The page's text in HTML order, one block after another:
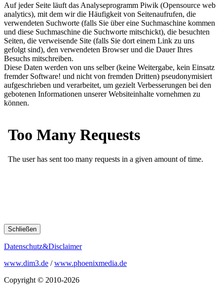
Auf jeder Seite läuft das Analyseprogramm Piwik (Opensource web
analytics), mit dem wir die Häufigkeit von Seitenaufrufen, die
verwendeten Suchworte (falls Sie über eine Suchmaschine kommen
und diese Suchmaschine die Suchworte mitschickt), die besuchten
Seiten, die verweisende Site (falls Sie dort einem Link zu uns
gefolgt sind), den verwendeten Browser und die Dauer Ihres
Besuchs mitschreiben.
Diese Daten werden von uns selber (keine Weitergabe, kein Einsatz
fremder Software! und nicht von fremden Dritten) pseudonymisiert
aufgeschrieben und verarbeitet, um gezielt Verbesserungen bei den
gebotenen Informationen unserer Websiteinhalte vornehmen zu
können.
Schließen
Datenschutz&Disclaimer
www.dim3.de /www.phoenixmedia.de
Copyright © 2010-2026